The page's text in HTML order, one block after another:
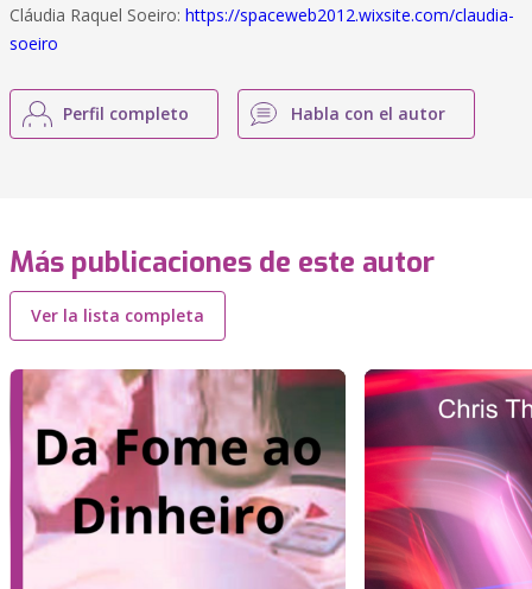
Cláudia Raquel Soeiro: https://spaceweb2012.wixsite.com/claudia-
soeiro
Perfil completo Habla con el autor
Más publicaciones de este autor
Ver la lista completa